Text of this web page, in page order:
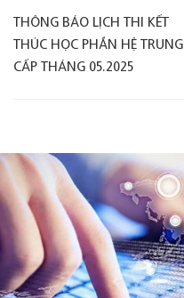
THÔNG BÁO LỊCH THI KẾT
THÚC HỌC PHẦN HỆ TRUNG
CẤP THÁNG 05.2025